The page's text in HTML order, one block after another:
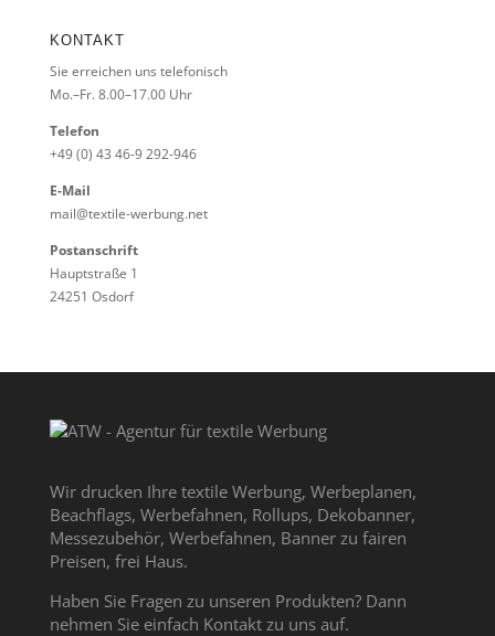
KONTAKT
Sie erreichen uns telefonisch
Mo.–Fr. 8.00–17.00 Uhr
Telefon
+49 (0) 43 46-9 292-946
E-Mail
mail@textile-werbung.net
Postanschrift
Hauptstraße 1
24251 Osdorf
Wir drucken Ihre textile Werbung, Werbeplanen,
Beachflags, Werbefahnen, Rollups, Dekobanner,
Messezubehör, Werbefahnen, Banner zu fairen
Preisen, frei Haus.
Haben Sie Fragen zu unseren Produkten? Dann
nehmen Sie einfach Kontakt zu uns auf.